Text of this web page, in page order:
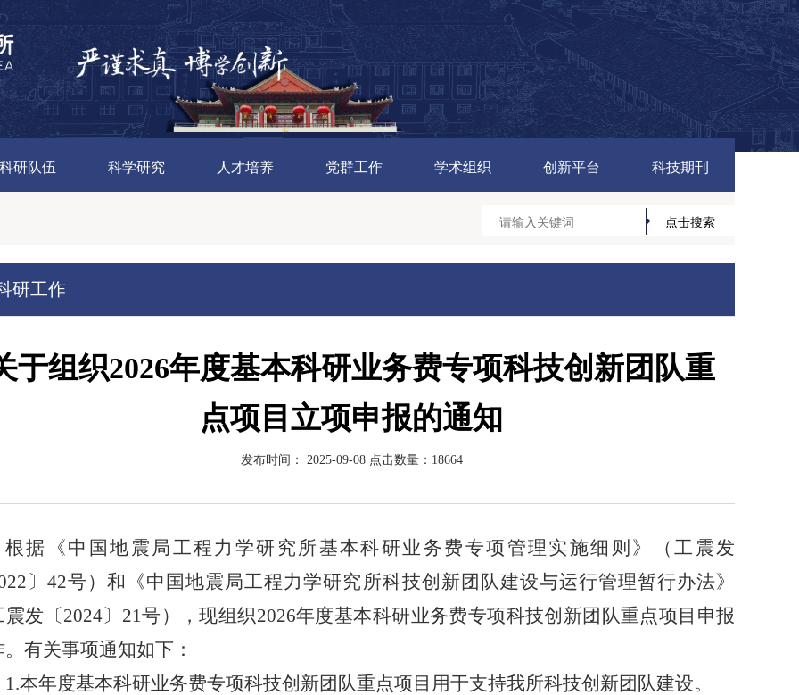
科研队伍 科学研究 人才培养 党群工作 学术组织 创新平台 科技期刊
研工作
于组织2026年度基本科研业务费专项科技创新团队重
点项目立项申报的通知
发布时间： 2025-09-08 点击数量：18664
根据《中国地震局工程力学研究所基本科研业务费专项管理实施细则》（工震发
〕42号）和《中国地震局工程力学研究所科技创新团队建设与运行管理暂行办法》
震发〔2024〕21号），现组织2026年度基本科研业务费专项科技创新团队重点项目申报
有关事项通知如下：
1.本年度基本科研业务费专项科技创新团队重点项目用于支持我所科技创新团队建设。